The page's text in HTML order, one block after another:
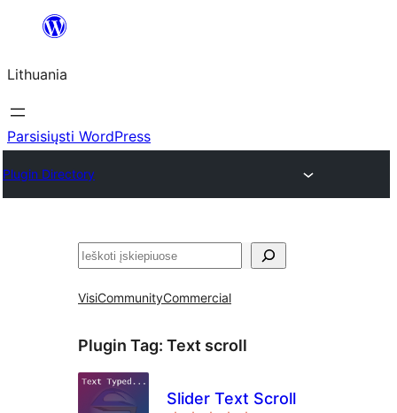
turinio
Lithuania
Parsisiųsti WordPress
Plugin Directory
Paieška
VisiCommunityCommercial
Plugin Tag: Text scroll
Slider Text Scroll